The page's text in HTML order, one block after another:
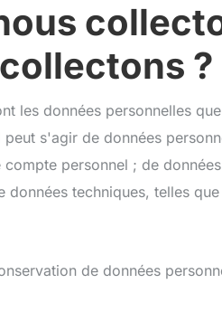
?
les données personnelles
s'agir de données
personnel ; de
techniques, telles
de données